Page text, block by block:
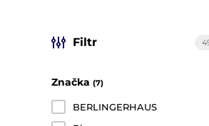
Filtr
Značka (7)
BERLINGERHAUS